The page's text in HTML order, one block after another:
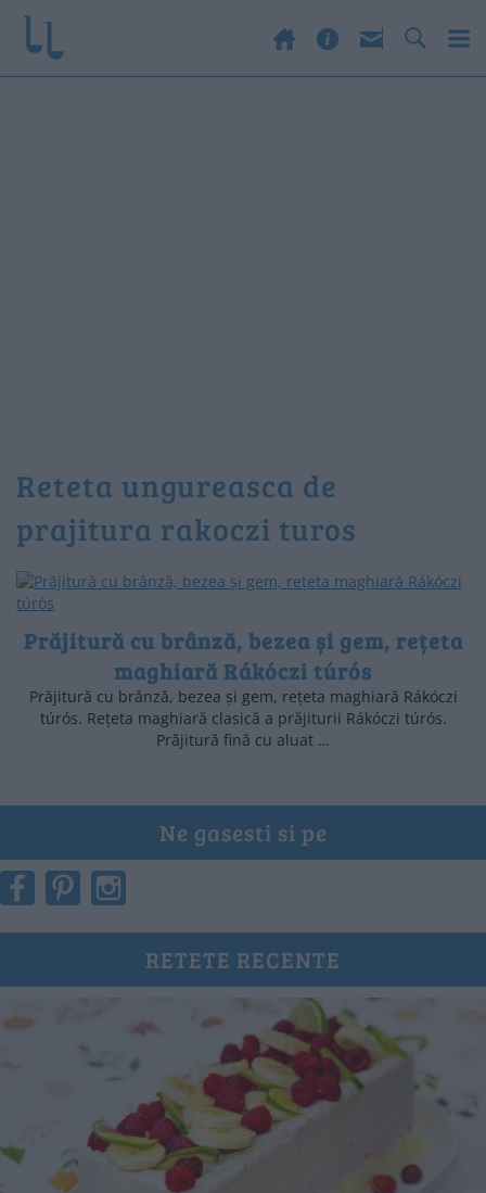
reteta ungureasca de
prajitura rakoczi turos
Prăjitură cu brânză, bezea și gem, rețeta
maghiară Rákóczi túrós
Prăjitură cu brânză, bezea și gem, rețeta maghiară Rákóczi
túrós. Rețeta maghiară clasică a prăjiturii Rákóczi túrós.
Prăjitură fină cu aluat …
Ne gasesti si pe
RETETE RECENTE